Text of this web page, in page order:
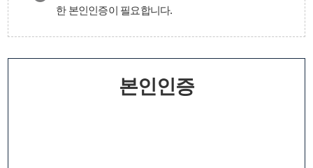
한 본인인증이 필요합니다.
본인인증